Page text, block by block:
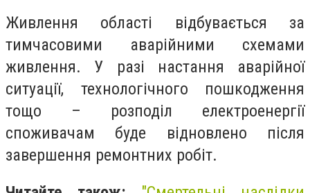
Живлення області відбувається за
тимчасовими аварійними схемами
живлення. У разі настання аварійної
ситуації, технологічного пошкодження
тощо – розподіл електроенергії
споживачам буде відновлено після
завершення ремонтних робіт.